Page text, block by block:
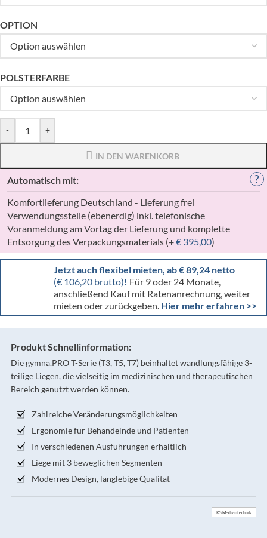
OPTION
POLSTERFARBE
- +
IN DEN WARENKORB
?
Automatisch mit:
Komfortlieferung Deutschland - Lieferung frei
Verwendungsstelle (ebenerdig) inkl. telefonische
Voranmeldung am Vortag der Lieferung und komplette
Entsorgung des Verpackungsmaterials (+€ 395,00)
Jetzt auch flexibel mieten, ab € 89,24 netto
(€ 106,20 brutto)! Für 9 oder 24 Monate,
anschließend Kauf mit Ratenanrechnung, weiter
mieten oder zurückgeben. Hier mehr erfahren >>
Produkt Schnellinformation:
Die gymna.PRO T-Serie (T3, T5, T7) beinhaltet wandlungsfähige 3-
teilige Liegen, die vielseitig im medizinischen und therapeutischen
Bereich genutzt werden können.
Zahlreiche Veränderungsmöglichkeiten
Ergonomie für Behandelnde und Patienten
In verschiedenen Ausführungen erhältlich
Liege mit 3 beweglichen Segmenten
Modernes Design, langlebige Qualität
KS Medizintechnik